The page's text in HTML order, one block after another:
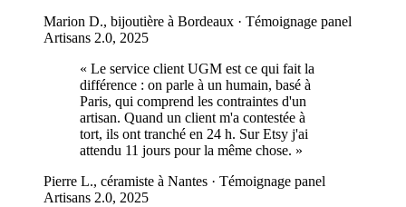
Marion D., bijoutière à Bordeaux · Témoignage panel
Artisans 2.0, 2025
« Le service client UGM est ce qui fait la
différence : on parle à un humain, basé à
Paris, qui comprend les contraintes d'un
artisan. Quand un client m'a contestée à
tort, ils ont tranché en 24 h. Sur Etsy j'ai
attendu 11 jours pour la même chose. »
Pierre L., céramiste à Nantes · Témoignage panel
Artisans 2.0, 2025